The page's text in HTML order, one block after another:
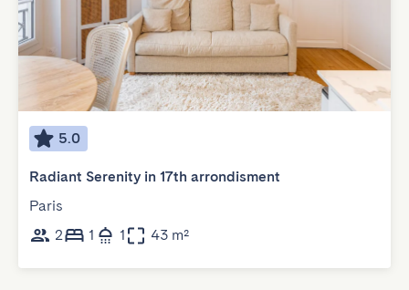
5.0
Radiant Serenity in 17th arrondisment
Paris
2
1 1 43 m²